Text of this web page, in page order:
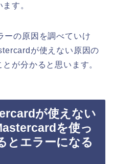
す。
ーの原因を調べていけ
が使えない原因の
が分かると思います。
が使えない
を使っ
とエラーになる